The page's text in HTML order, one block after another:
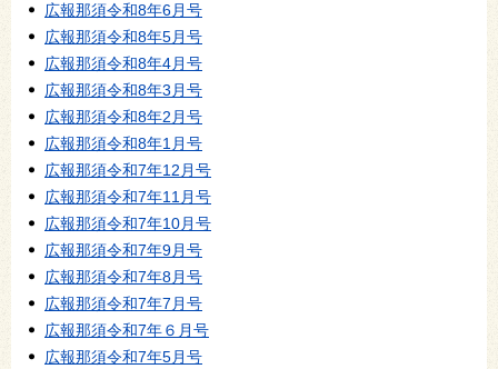
広報那須令和8年6月号
広報那須令和8年5月号
広報那須令和8年4月号
広報那須令和8年3月号
広報那須令和8年2月号
広報那須令和8年1月号
広報那須令和7年12月号
広報那須令和7年11月号
広報那須令和7年10月号
広報那須令和7年9月号
広報那須令和7年8月号
広報那須令和7年7月号
広報那須令和7年６月号
広報那須令和7年5月号